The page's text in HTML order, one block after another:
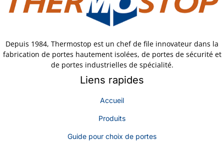
Depuis 1984, Thermostop est un chef de file innovateur dans la
fabrication de portes hautement isolées, de portes de sécurité et
de portes industrielles de spécialité.
Liens rapides
Accueil
Produits
Guide pour choix de portes